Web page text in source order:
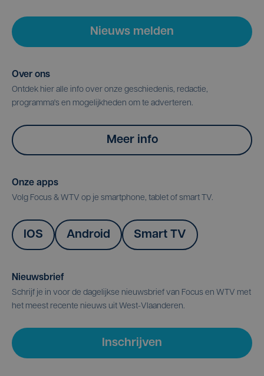
Nieuws melden
Over ons
Ontdek hier alle info over onze geschiedenis, redactie,
programma's en mogelijkheden om te adverteren.
Meer info
Onze apps
Volg Focus & WTV op je smartphone, tablet of smart TV.
IOS Android Smart TV
Nieuwsbrief
Schrijf je in voor de dagelijkse nieuwsbrief van Focus en WTV met
het meest recente nieuws uit West-Vlaanderen.
Inschrijven